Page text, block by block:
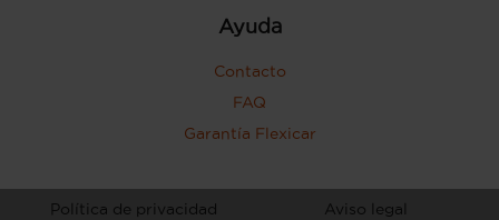
Ayuda
Contacto
FAQ
Garantía Flexicar
Política de privacidad Aviso legal